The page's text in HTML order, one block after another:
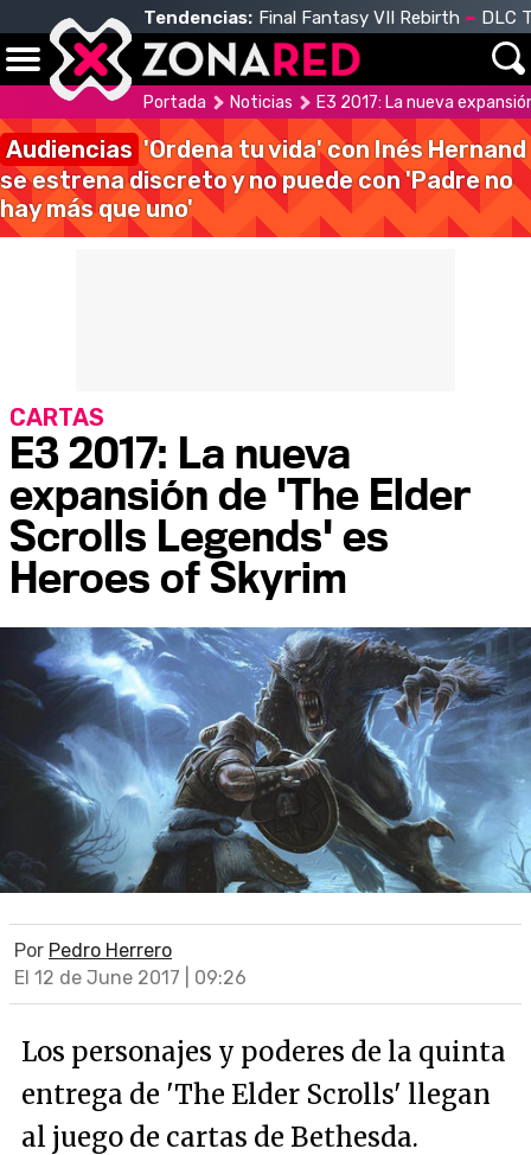
Tendencias: Final Fantasy VII Rebirth DLC
Portada Noticias E3 2017: La nueva
Audiencias 'Ordena tu vida' con Inés Hernand
se estrena discreto y no puede con 'Padre no
hay más que uno'
E3 2017: La nueva
expansión de 'The Elder
Scrolls Legends' es
Heroes of Skyrim
CARTAS
Por Pedro Herrero
El 12 de June 2017 | 09:26
Los personajes y poderes de la quinta
entrega de 'The Elder Scrolls' llegan
al juego de cartas de Bethesda.